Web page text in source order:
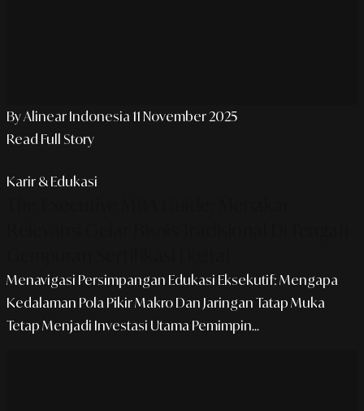
By Alinear Indonesia 11 November 2025
Read Full Story
Karir & Edukasi
Menavigasi Persimpangan Edukasi Eksekutif: Mengapa
Kedalaman Pola Pikir Makro Dan Jaringan Tatap Muka
Tetap Menjadi Investasi Utama Pemimpin...